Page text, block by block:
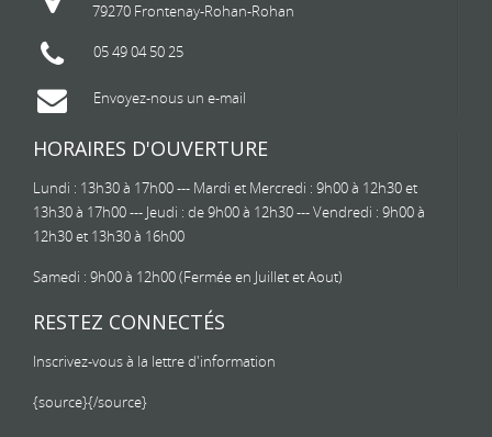
79270 Frontenay-Rohan-Rohan
05 49 04 50 25
Envoyez-nous un e-mail
HORAIRES D'OUVERTURE
Lundi : 13h30 à 17h00 --- Mardi et Mercredi : 9h00 à 12h30 et
13h30 à 17h00 --- Jeudi : de 9h00 à 12h30 --- Vendredi : 9h00 à
12h30 et 13h30 à 16h00
Samedi : 9h00 à 12h00 (Fermée en Juillet et Aout)
RESTEZ CONNECTÉS
Inscrivez-vous à la lettre d'information
{source}{/source}